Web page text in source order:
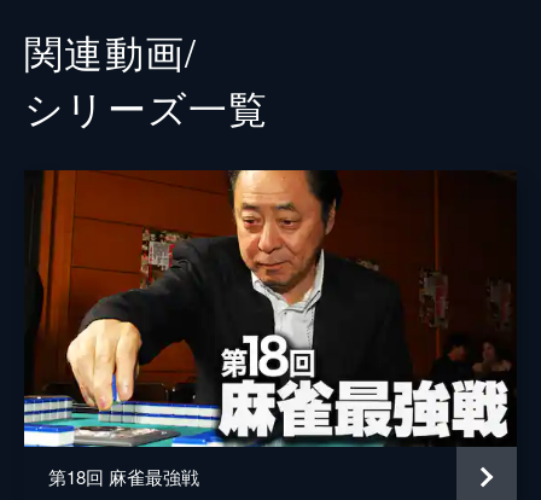
関連動画/
シリーズ⼀覧
第18回 麻雀最強戦